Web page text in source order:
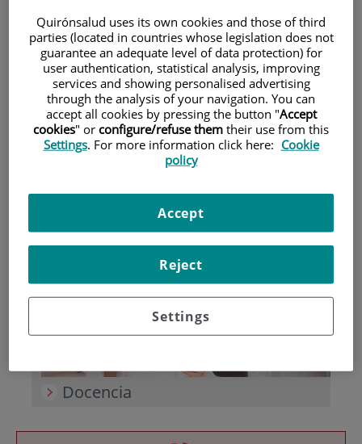
Pacientes y visitantes
Investigación
Docencia
Quirónsalud uses its own cookies and those of third
parties (located in countries whose legislation does not
guarantee an adequate level of data protection) for
user authentication, statistical analysis, improving
services and showing personalised advertising
through the analysis of your navigation. You can
accept all cookies by pressing the button "Accept
cookies" or configure/refuse them their use from this
Settings. For more information click here: Cookie
policy
Settings
Reject
Accept